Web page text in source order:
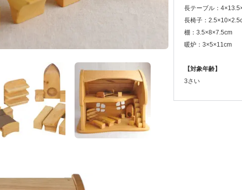
長テーブル：
長椅子：
棚：3.5×8×7.5cm
暖炉：3×5×11cm
【対象年齢】
3さい